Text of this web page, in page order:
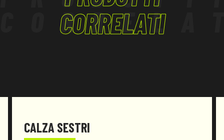
CORRELATI
CALZA SESTRI